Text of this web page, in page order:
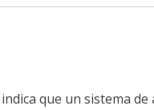
que un sistema de